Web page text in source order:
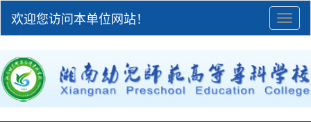
欢迎您访问本单位网站！